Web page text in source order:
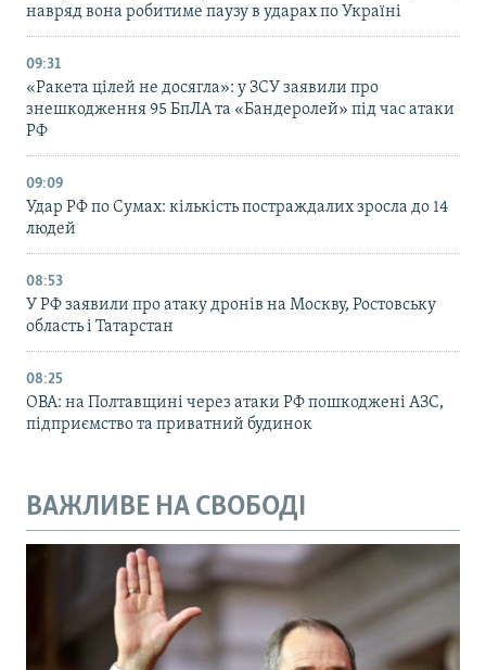
навряд вона робитиме паузу в ударах по Україні
09:31
«Ракета цілей не досягла»: у ЗСУ заявили про
знешкодження 95 БпЛА та «Бандеролей» під час атаки
РФ
09:09
Удар РФ по Сумах: кількість постраждалих зросла до 14
людей
08:53
У РФ заявили про атаку дронів на Москву, Ростовську
область і Татарстан
08:25
ОВА: на Полтавщині через атаки РФ пошкоджені АЗС,
підприємство та приватний будинок
ВАЖЛИВЕ НА СВОБОДІ